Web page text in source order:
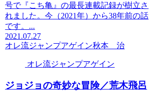
号で『こち亀』の最長連載記録が樹立さ
れました。今（2021年）から38年前の話
です。...
2021.07.27
オレ流ジャンプアゲイン秋本 治
オレ流ジャンプアゲイン
ジョジョの奇妙な冒険／荒木飛呂